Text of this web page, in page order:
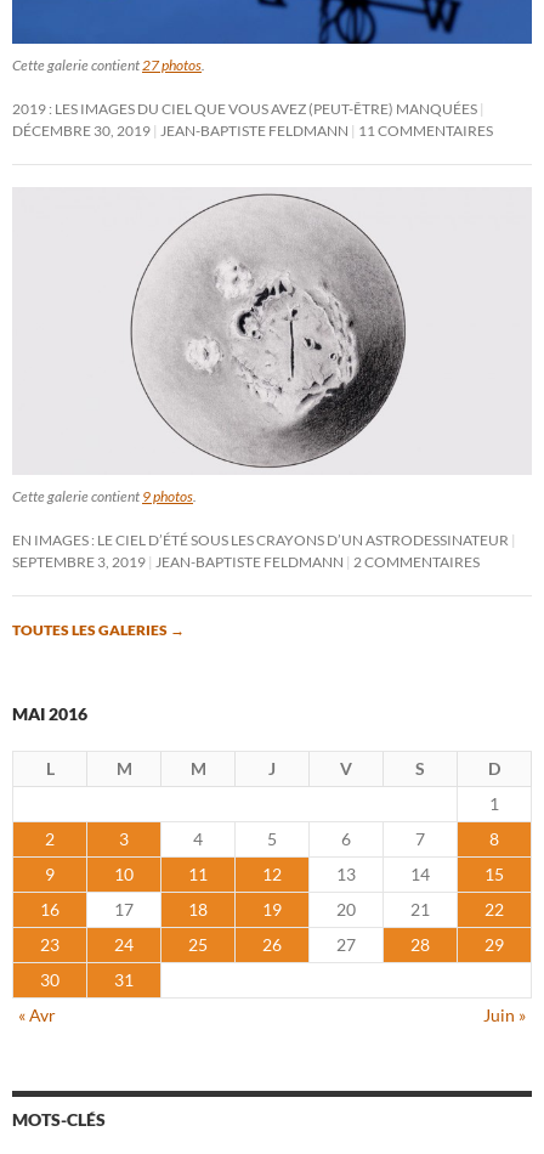
Cette galerie contient 27 photos
2019 : LES IMAGES DU CIEL QUE VOUS AVEZ (PEUT-ÊTRE) MANQUÉES
DÉCEMBRE 30, 2019
JEAN-BAPTISTE FELDMANN 11 COMMENTAIRES
Cette galerie contient 9 photos
EN IMAGES : LE CIEL D’ÉTÉ SOUS LES CRAYONS D’UN ASTRODESSINATEUR
SEPTEMBRE 3, 2019
JEAN-BAPTISTE FELDMANN 2 COMMENTAIRES
TOUTES LES GALERIES →
MAI 2016
L M M J V S
D
1
2
3 4 5 6 7
8
9
10 11 12 13 14
15
16
17 18 19 20 21
22
23
24 25 26 27 28
29
30
31
« Avr
Juin »
MOTS-CLÉS